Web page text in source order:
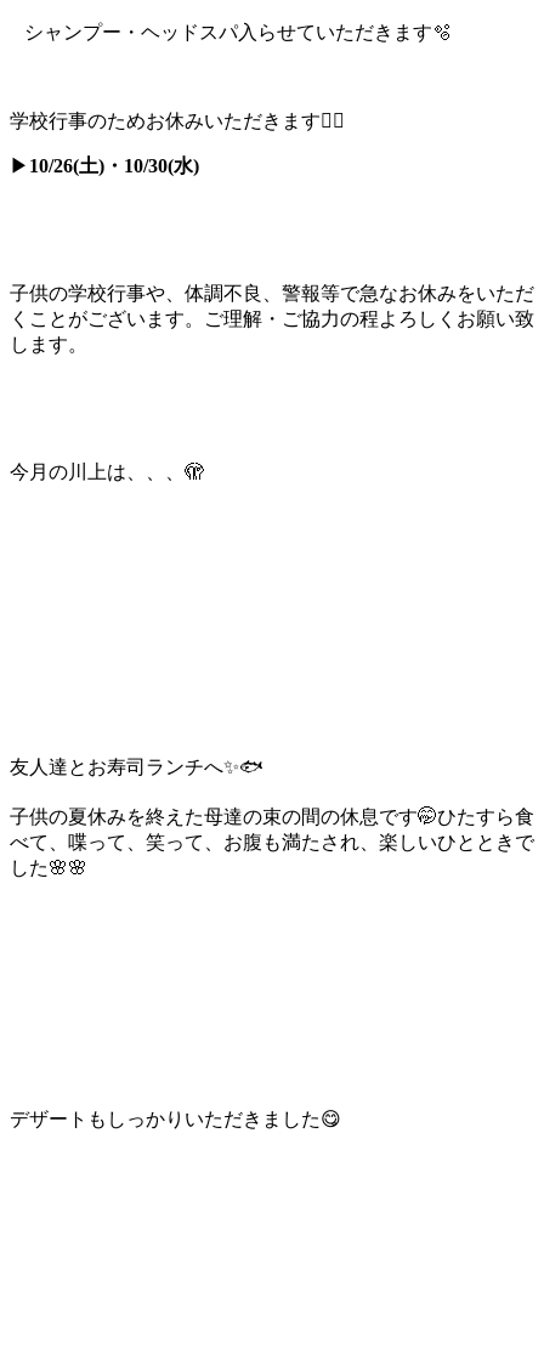
シャンプー・ヘッドスパ入らせていただきます🫧
学校行事のためお休みいただきます🙇‍♂️
▶︎ 10/26(土)・10/30(水)
子供の学校行事や、体調不良、警報等で急なお休みをいただ
くことがございます。ご理解・ご協力の程よろしくお願い致
します。
今月の川上は、、、🫣
友人達とお寿司ランチへ✨🐟
子供の夏休みを終えた母達の束の間の休息です🤭ひたすら食
べて、喋って、笑って、お腹も満たされ、楽しいひとときで
した🌸🌸
デザートもしっかりいただきました😋